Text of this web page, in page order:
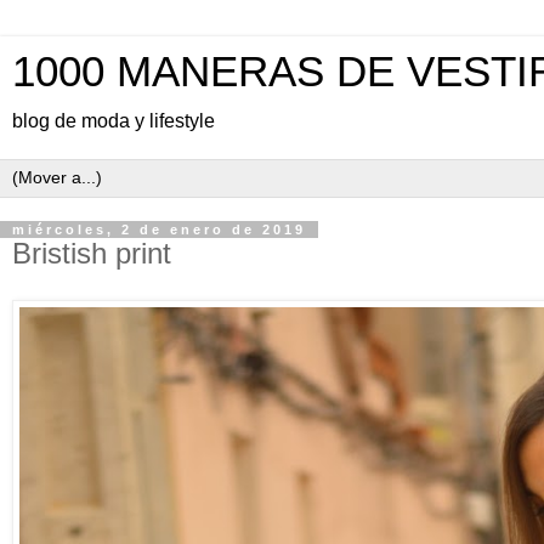
1000 MANERAS DE
blog de moda y lifestyle
miércoles, 2 de enero de 2019
Bristish print